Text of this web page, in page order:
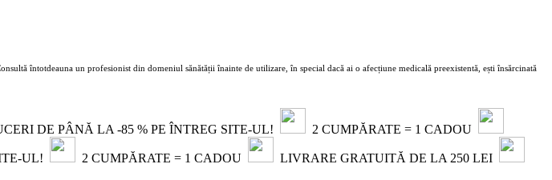
întotdeauna un profesionist din domeniul sănătății înainte de utilizare, în special dacă ai o afecțiune medicală preexistentă, ești însărcinată
DE PÂNĂ LA -85 % PE ÎNTREG SITE-UL! 2 CUMPĂRATE = 1 CADOU
UL! 2 CUMPĂRATE = 1 CADOU
LIVRARE GRATUITĂ DE LA 250 LEI